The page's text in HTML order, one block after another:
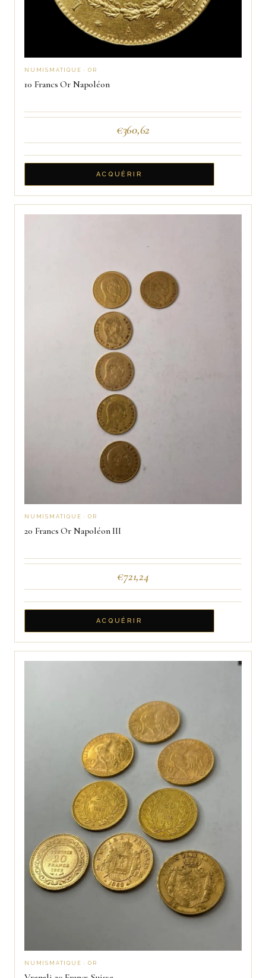
NUMISMATIQUE · OR
10 Francs Or Napoléon
€360,62
ACQUÉRIR
NUMISMATIQUE · OR
20 Francs Or Napoléon III
€721,24
ACQUÉRIR
NUMISMATIQUE · OR